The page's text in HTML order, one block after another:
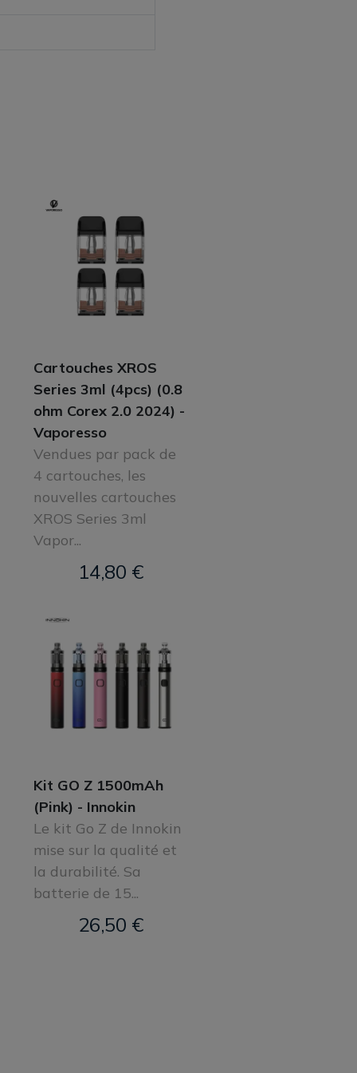
Cartouches XROS
Series 3ml (4pcs) (0.8
ohm Corex 2.0 2024) -
Vaporesso
Vendues par pack de
4 cartouches, les
nouvelles cartouches
XROS Series 3ml
Vapor...
14,80 €
Kit GO Z 1500mAh
(Pink) - Innokin
Le kit Go Z de Innokin
mise sur la qualité et
la durabilité. Sa
batterie de 15...
26,50 €